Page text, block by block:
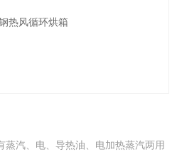
蒸汽、电、导热油、电加热蒸汽两用